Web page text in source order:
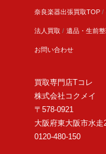
奈良楽器出張買取TOP
法人買取 遺品・生前整
お問い合わせ
買取専門店Tコレ
株式会社コクメイ
〒578-0921
大阪府東大阪市水
0120-480-150